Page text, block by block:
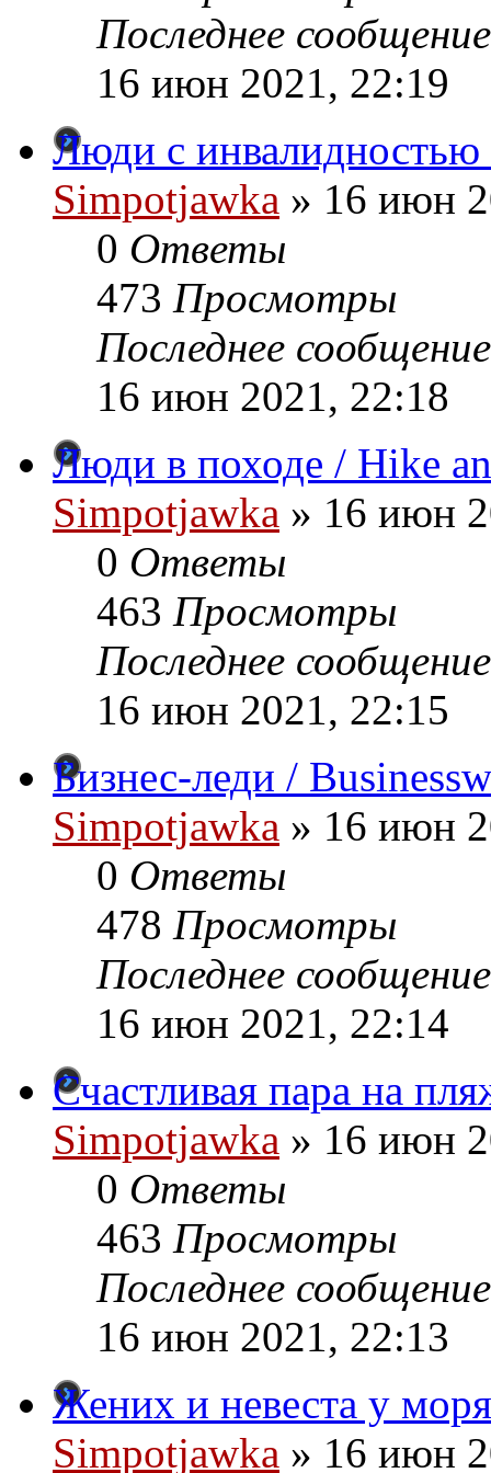
Последнее сообщение
16 июн 2021, 22:19
Люди с инвалидностью
Simpotjawka » 16 июн
0 Ответы
473 Просмотры
Последнее сообщение
16 июн 2021, 22:18
Люди в походе / Hike
Simpotjawka » 16 июн
0 Ответы
463 Просмотры
Последнее сообщение
16 июн 2021, 22:15
Бизнес-леди /
Simpotjawka » 16 июн
0 Ответы
478 Просмотры
Последнее сообщение
16 июн 2021, 22:14
Счастливая пара на
Simpotjawka » 16 июн
0 Ответы
463 Просмотры
Последнее сообщение
16 июн 2021, 22:13
Жених и невеста у
Simpotjawka » 16 июн